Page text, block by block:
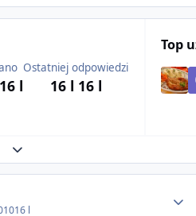
16 l
Ostatniej odpowiedzi
16 l 16 l
Top
Expand topic overview
16 l